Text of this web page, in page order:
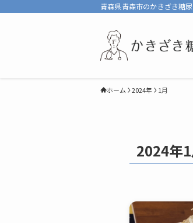
青森県青森市のかきざき糖
ホーム 2024年 1月
2024年1